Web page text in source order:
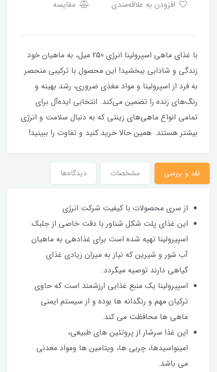
مقایسه
با غذای ماهی اسپرولینا انرژی 250 میل، به ماهیان خود
زندگی و شادابی ببخشید! این محصول با ترکیبی منحصر
به فرد از اسپرولینا و مواد مغذی ضروری، رشد بهینه و
رنگ‌های زنده را تضمین می‌کند. انتخابی ایده‌آل برای
تمامی انواع ماهی‌های زینتی که به دنبال سلامت و انرژی
بیشتر هستند. همین حالا خرید کنید و تفاوت را ببینید!
نقد و بررسی مشخصات دیدگاه‌ها
از سری محصولات با کیفیت شرکت انرژی
این غذای پلت شکل شناور با دقت خاصی از جلبک
اسپیرولینا تهیه شده است برای غذادهی به ماهیان
آب شور و شیرین که نیاز به میزان زیادی غذای
گیاهی دارند توصیه میگردد.
اسپیرولینا یک منبع غذایی ارزشمند است که حاوی
ترکیان مهم و رنگدانه ها بوده و از سیستم ایمنی
ماهی ها محافظت می کند.
این غذا سرشار از پروتئین های طبیعی،
امینواسیدها، چربی ها، ویتامین ها ومواد معدنی
می باشد.